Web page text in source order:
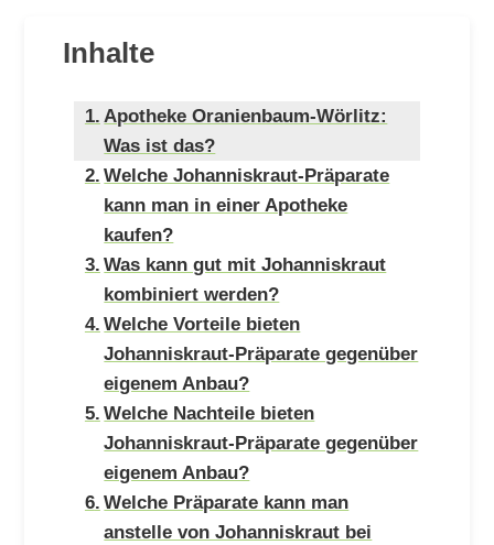
Inhalte
Apotheke Oranienbaum-Wörlitz:
Was ist das?
Welche Johanniskraut-Präparate
kann man in einer Apotheke
kaufen?
Was kann gut mit Johanniskraut
kombiniert werden?
Welche Vorteile bieten
Johanniskraut-Präparate gegenüber
eigenem Anbau?
Welche Nachteile bieten
Johanniskraut-Präparate gegenüber
eigenem Anbau?
Welche Präparate kann man
anstelle von Johanniskraut bei